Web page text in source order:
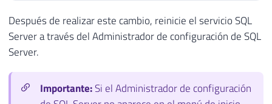
Después de realizar este cambio, reinicie el servicio SQL
Server a través del Administrador de configuración de SQL
Server.
Importante:Si el Administrador de configuración